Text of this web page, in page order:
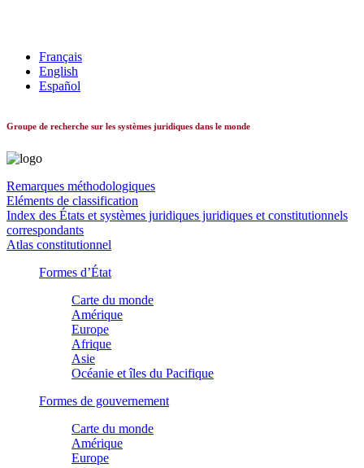
Français
English
Español
Groupe de recherche sur les systèmes juridiques dans le monde
Remarques méthodologiques
Eléments de classification
Index des États et systèmes juridiques juridiques et constitutionnels
correspondants
Atlas constitutionnel
Formes d’État
Carte du monde
Amérique
Europe
Afrique
Asie
Océanie et îles du Pacifique
Formes de gouvernement
Carte du monde
Amérique
Europe